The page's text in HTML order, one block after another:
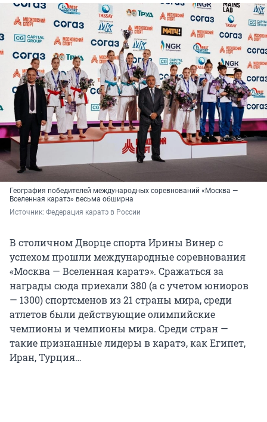
География победителей международных соревнований «Москва —
Вселенная каратэ» весьма обширна
Источник: Федерация каратэ в России
В столичном Дворце спорта Ирины Винер с
успехом прошли международные соревнования
«Москва — Вселенная каратэ». Сражаться за
награды сюда приехали 380 (а с учетом юниоров
— 1300) спортсменов из 21 страны мира, среди
атлетов были действующие олимпийские
чемпионы и чемпионы мира. Среди стран —
такие признанные лидеры в каратэ, как Египет,
Иран, Турция…